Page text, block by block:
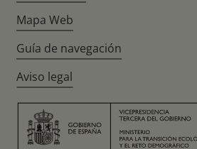
Mapa Web
Guía de navegación
Aviso legal